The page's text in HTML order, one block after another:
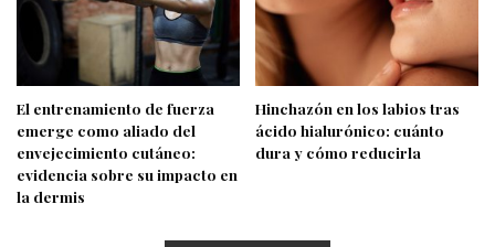
El entrenamiento de fuerza
emerge como aliado del
envejecimiento cutáneo:
evidencia sobre su impacto en
la dermis
Hinchazón en los labios tras
ácido hialurónico: cuánto
dura y cómo reducirla